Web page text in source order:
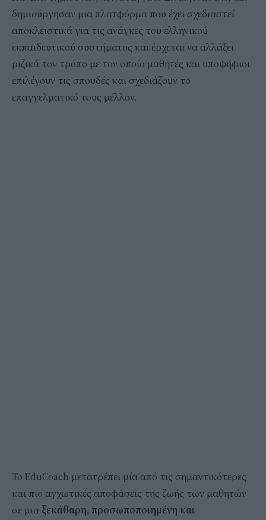
δημιούργησαν μια πλατφόρμα που έχει σχεδιαστεί
αποκλειστικά για τις ανάγκες του ελληνικού
εκπαιδευτικού συστήματος και έρχεται να αλλάξει
ριζικά τον τρόπο με τον οποίο μαθητές και υποψήφιοι
επιλέγουν τις σπουδές και σχεδιάζουν το
επαγγελματικό τους μέλλον.
Το EduCoach μετατρέπει μία από τις σημαντικότερες
και πιο αγχωτικές αποφάσεις της ζωής των μαθητών
σε μια ξεκάθαρη, προσωποποιημένη και